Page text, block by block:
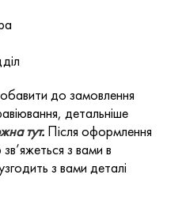
до замовлення
детальніше
тут. Після оформлення
з вами в
з вами деталі